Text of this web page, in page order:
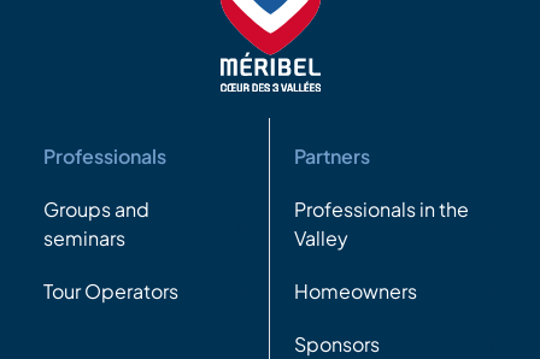
Professionals
Groups and
seminars
Tour Operators
Partners
Professionals in the
Valley
Homeowners
Sponsors